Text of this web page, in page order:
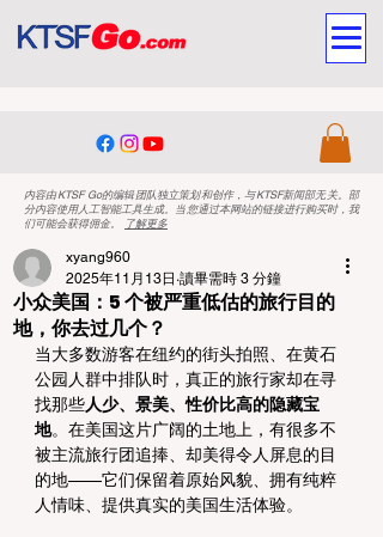
内容由KTSF Go的编辑团队独立策划和创作，与KTSF新闻部无关。部
分内容使用人工智能工具生成。当您通过本网站的链接进行购买时，我
们可能会获得佣金。
了解更多
小众美国：5 个被严重低估的旅行目的
地，你去过几个？
xyang960
2025年11月13日 讀畢需時 3 分鐘
当大多数游客在纽约的街头拍照、在黄石
公园人群中排队时，真正的旅行家却在寻
找那些人少、景美、性价比高的隐藏宝
地。在美国这片广阔的土地上，有很多不
被主流旅行团追捧、却美得令人屏息的目
的地——它们保留着原始风貌、拥有纯粹
人情味、提供真实的美国生活体验。